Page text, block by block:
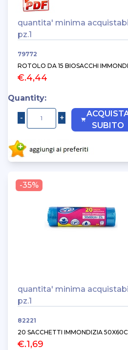
quantita' minima
pz.1
79772
ROTOLO DA 15 BIOSACCHI IMMONDI
€.4,44
Quantity:
SUBITO
quantita' minima
pz.1
82221
20 SACCHETTI IMMONDIZIA 50X60C
€.1,69
-35%